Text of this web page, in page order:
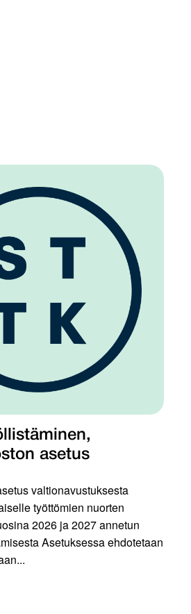
asetus
valtionavustuksesta
työttömien nuorten
2026 ja 2027 annetun
Asetuksessa ehdotetaan